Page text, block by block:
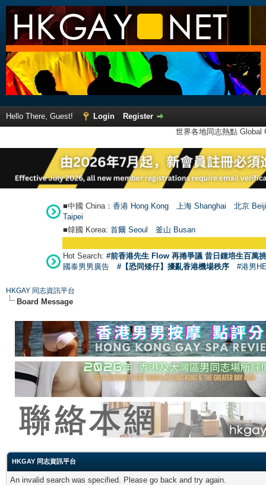
Hello There, Guest! Login
Register
世界各地同志熱點
■中國 China： 香港 Hong Kong 上海 Shanghai
北京
Taipei
■韓國 Korea: 首爾 Seoul 釜山 Busan
Hot Search: #前香港先生 Flow 再捲爭議 昔日鍾培生百萬
國泰男男廣告
#【恐同矮仔】擾亂香港機場秩序 #港男
HKGAY 同志資訊平台
Board Message
HKGAY 同志資訊平台
An invalid search was specified. Please go back and try again.